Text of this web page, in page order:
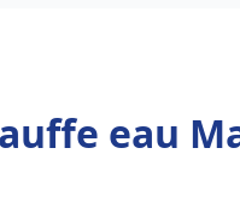
eau